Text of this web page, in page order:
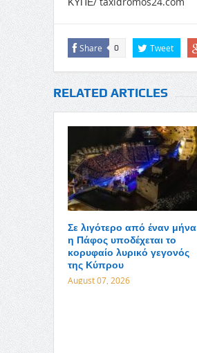
Share 0 Tweet
RELATED ARTICLES
Σε λιγότερο από έναν μήνα
η Πάφος υποδέχεται το
κορυφαίο λυρικό γεγονός
της Κύπρου
August 07, 2026